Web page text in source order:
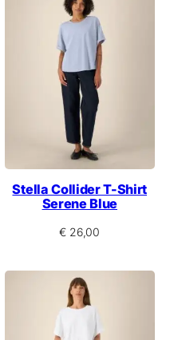
Stella Collider T-Shirt
Serene Blue
€ 26,00